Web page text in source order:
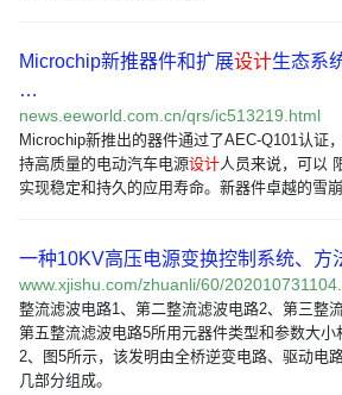
Microchip新推器件和扩展设计生态系
…
news.eeworld.com.cn/qrs/ic513219.html
Microchip新推出的器件通过了AEC-Q101认证
持高质量的电动汽车电源设计人员来说，可以
实现稳定和持久的应用寿命。新器件卓越的雪
一种10KV高压电源变换控制系统、方
www.xjishu.com/zhuanli/60/
整流滤波电路1、第二整流滤波电路2、第三整
第五整流滤波电路5所用元器件类型和参数大
2、图5所示，该发明由全桥逆变电路、驱动电
几部分组成。